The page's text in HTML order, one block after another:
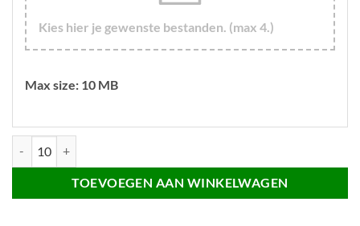
Kies hier je gewenste bestanden. (max 4.)
Max size: 10 MB
TOEVOEGEN AAN WINKELWAGEN